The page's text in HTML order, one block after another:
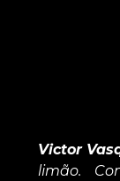
Victor
limão.